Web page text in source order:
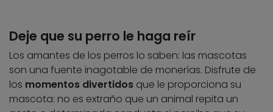
Deje que su perro le haga reír
Los amantes de los perros lo saben: las mascotas
son una fuente inagotable de monerías. Disfrute de
los momentos divertidos que le proporciona su
mascota: no es extraño que un animal repita un